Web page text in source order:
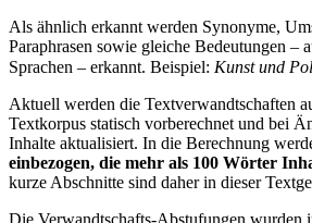
Als ähnlich erkannt werden Synonyme,
Paraphrasen sowie gleiche Bedeutungen –
Sprachen – erkannt. Beispiel: Kunst und
Aktuell werden die Textverwandtschaften
Textkorpus statisch vorberechnet und bei
Inhalte aktualisiert. In die Berechnung
einbezogen, die mehr als 100 Wörter
kurze Abschnitte sind daher in dieser
Die Verwandtschafts-Abstufungen wurden